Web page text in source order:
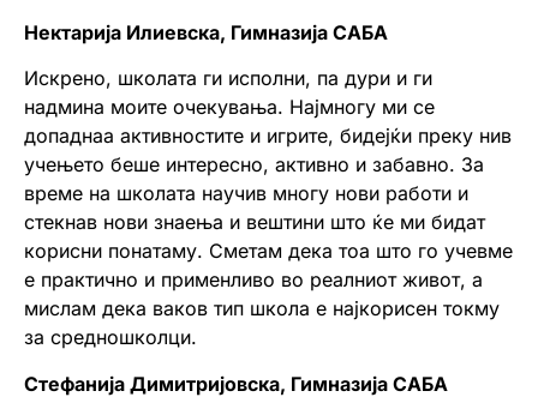
Нектарија Илиевска, Гимназија САБА
Искрено, школата ги исполни, па дури и ги
надмина моите очекувања. Најмногу ми се
допаднаа активностите и игрите, бидејќи преку нив
учењето беше интересно, активно и забавно. За
време на школата научив многу нови работи и
стекнав нови знаења и вештини што ќе ми бидат
корисни понатаму. Сметам дека тоа што го учевме
е практично и применливо во реалниот живот, а
мислам дека ваков тип школа е најкорисен токму
за средношколци.
Стефанија Димитријовска, Гимназија САБА